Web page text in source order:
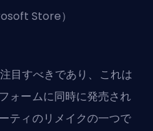
Store）
目すべきであり、これは
ォームに同時に発売され
ティのリメイクの一つで